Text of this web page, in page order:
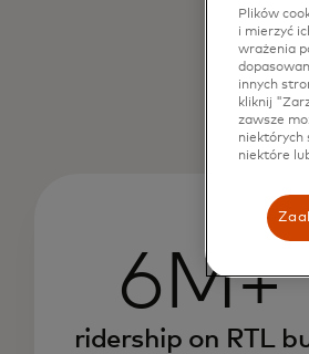
6M+
ridership on RTL
Plików
i mierzyć
wrażenia
innych
kliknij
zawsze
niektórych
niektóre